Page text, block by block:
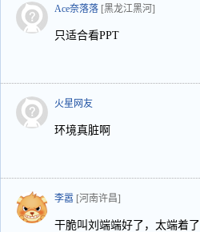
Ace奈落落 [黑龙江黑河]
只适合看PPT
火星网友
环境真脏啊
李嚣 [河南许昌]
干脆叫刘端端好了，太端着了